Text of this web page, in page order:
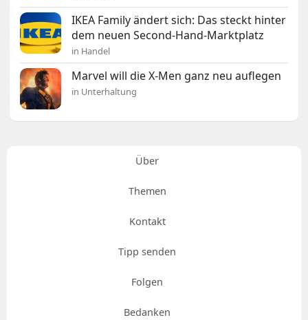
IKEA Family ändert sich: Das steckt hinter
dem neuen Second-Hand-Marktplatz
in Handel
Marvel will die X-Men ganz neu auflegen
in Unterhaltung
Über
Themen
Kontakt
Tipp senden
Folgen
Bedanken